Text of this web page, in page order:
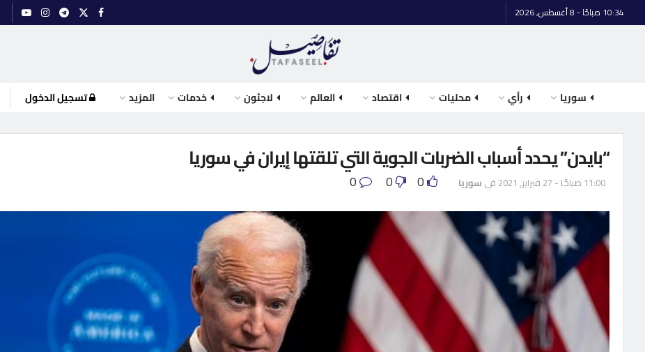
10:34 صباحًا - 8 أغسطس, 2026
سوريا رأي محليات اقتصاد العالم لاجئون خدمات المزيد تسجيل الدخول
“بايدن” يحدد أسباب الضربات الجوية التي تلقتها إيران في سوريا
11:00 صباحًا - 27 فبراير, 2021 في سوريا 0
0